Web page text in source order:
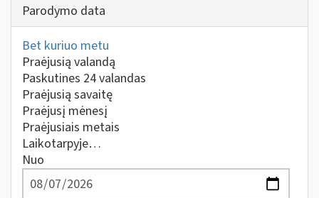
Parodymo data
Bet kuriuo metu
Praėjusią valandą
Paskutines 24 valandas
Praėjusią savaitę
Praėjusį mėnesį
Praėjusiais metais
Laikotarpyje…
Nuo